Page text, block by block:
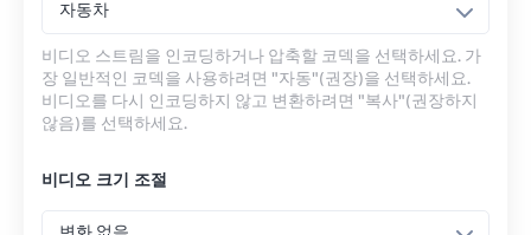
자동차
비디오 스트림을 인코딩하거나 압축할 코덱을 선택하세요. 가
장 일반적인 코덱을 사용하려면 "자동"(권장)을 선택하세요.
비디오를 다시 인코딩하지 않고 변환하려면 "복사"(권장하지
않음)를 선택하세요.
비디오 크기 조절